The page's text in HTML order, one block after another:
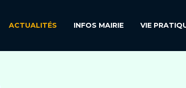
ACTUALITÉS INFOS MAIRIE VIE